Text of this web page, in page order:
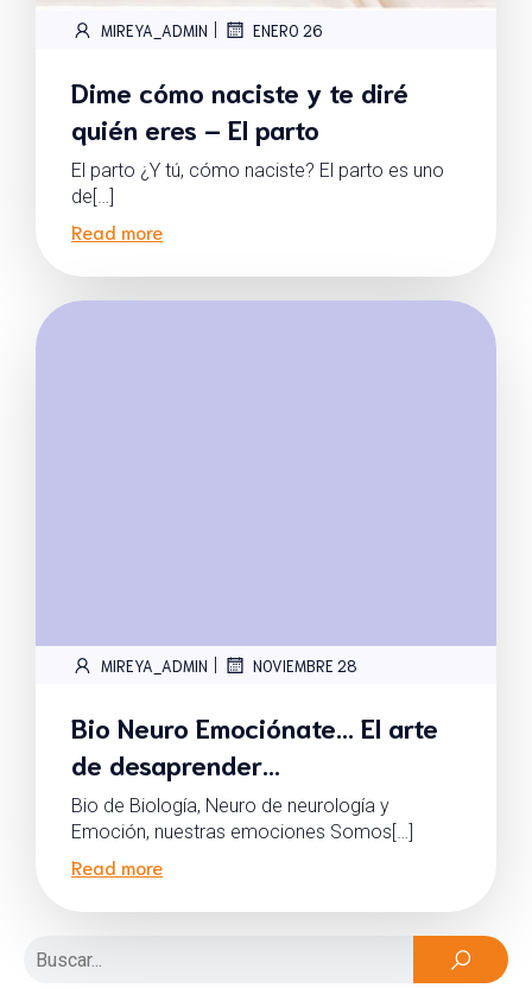
MIREYA_ADMIN | ENERO 26
Dime cómo naciste y te diré
quién eres – El parto
El parto ¿Y tú, cómo naciste? El parto es uno
de[…]
Read more
MIREYA_ADMIN | NOVIEMBRE 28
Bio Neuro Emociónate… El arte
de desaprender…
Bio de Biología, Neuro de neurología y
Emoción, nuestras emociones Somos[…]
Read more